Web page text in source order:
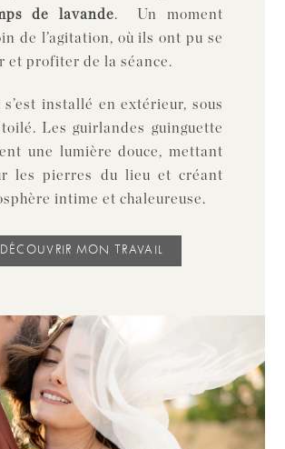
de lavande. Un moment
de l’agitation, où ils ont pu se
et profiter de la séance.
s’est installé en extérieur, sous
Les guirlandes guinguette
une lumière douce, mettant
les pierres du lieu et créant
intime et chaleureuse.
DÉCOUVRIR MON TRAVAIL